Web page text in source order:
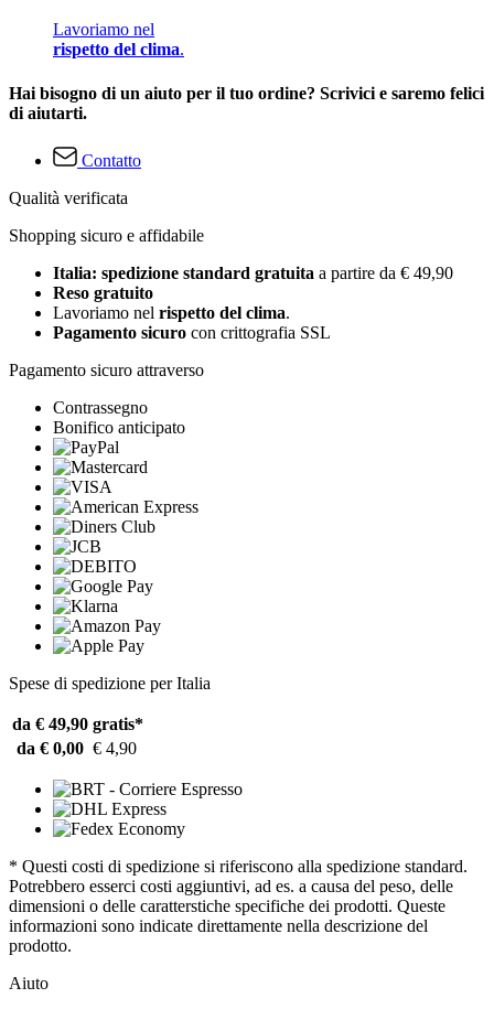
Lavoriamo nel
rispetto del clima.
Hai bisogno di un aiuto per il tuo ordine? Scrivici e saremo felici
di aiutarti.
Contatto
Qualità verificata
Shopping sicuro e affidabile
Italia: spedizione standard gratuita a partire da € 49,90
Reso gratuito
Lavoriamo nel rispetto del clima.
Pagamento sicuro con crittografia SSL
Pagamento sicuro attraverso
Contrassegno
Bonifico anticipato
Spese di spedizione per Italia
da € 49,90 gratis*
da € 0,00 € 4,90
* Questi costi di spedizione si riferiscono alla spedizione standard.
Potrebbero esserci costi aggiuntivi, ad es. a causa del peso, delle
dimensioni o delle caratterstiche specifiche dei prodotti. Queste
informazioni sono indicate direttamente nella descrizione del
prodotto.
Aiuto